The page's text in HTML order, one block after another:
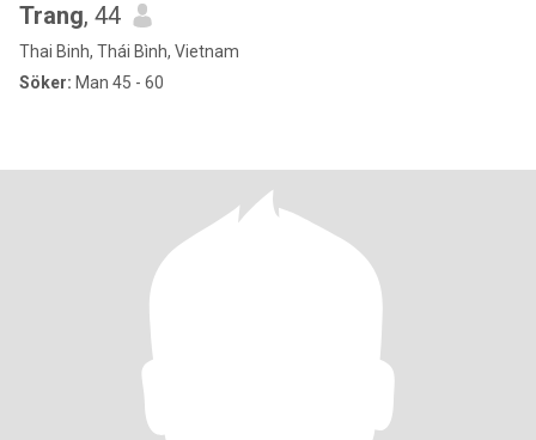
Trang, 44
Thai Binh, Thái Bình, Vietnam
Söker: Man 45 - 60